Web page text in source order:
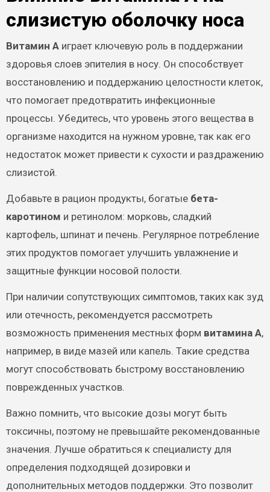
слизистую оболочку носа
Витамин Aиграет ключевую роль в поддержании
здоровья слоев эпителия в носу. Он способствует
восстановлению и поддержанию целостности клеток,
что помогает предотвратить инфекционные
процессы. Убедитесь, что уровень этого вещества в
организме находится на нужном уровне, так как его
недостаток может привести к сухости и раздражению
слизистой.
Добавьте в рацион продукты, богатые бета-
каротином и ретинолом: морковь, сладкий
картофель, шпинат и печень. Регулярное потребление
этих продуктов помогает улучшить увлажнение и
защитные функции носовой полости.
При наличии сопутствующих симптомов, таких как зуд
или отечность, рекомендуется рассмотреть
возможность применения местных форм витамина A,
например, в виде мазей или капель. Такие средства
могут способствовать быстрому восстановлению
поврежденных участков.
Важно помнить, что высокие дозы могут быть
токсичны, поэтому не превышайте рекомендованные
значения. Лучше обратиться к специалисту для
определения подходящей дозировки и
дополнительных методов поддержки. Это позволит